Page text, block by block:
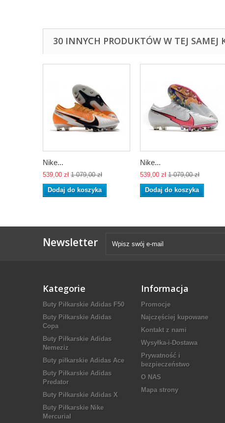
30 INNYCH PRODUKTÓW W TEJ SAMEJ
Nike...
539,00 zł 1 079,00 zł
Dodaj do koszyka
Nike...
539,00 zł 1 079,00 zł
Dodaj do koszyka
Newsletter
Kategorie
Buty Piłkarskie Adidas F50
Buty Piłkarskie Adidas
Copa
Buty Piłkarskie Adidas
Nemeziz
Buty piłkarskie Adidas Ace
Buty Piłkarskie Adidas
Predator
Buty Piłkarskie Adidas X
Buty Piłkarskie Nike
Mercurial
Informacja
Promocje
Najczęściej kupowane
Kontakt z nami
Wysyłka-i-Dostawa
Prywatność i
bezpieczeństwo
O NAS
Mapa strony